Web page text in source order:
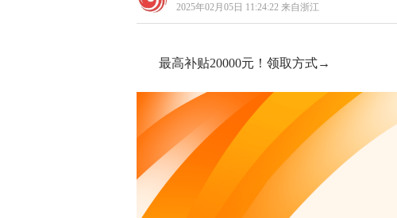
2025年02月05日 11:24:22 来自浙江
最高补贴20000元！领取方式→